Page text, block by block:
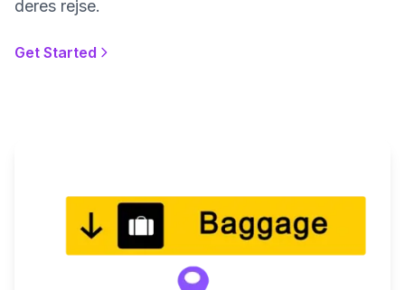
deres rejse.
Get Started